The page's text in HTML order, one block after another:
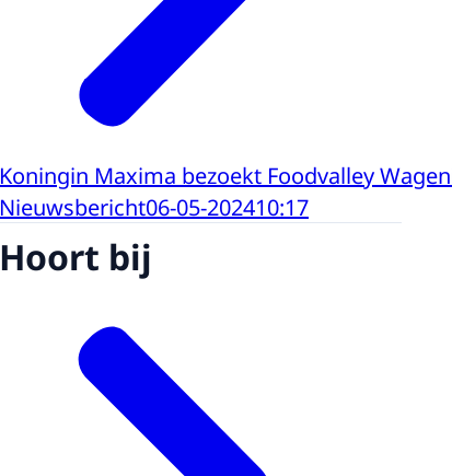
Koningin Maxima bezoekt Foodvalley
Nieuwsbericht06-05-202410:17
Hoort bij